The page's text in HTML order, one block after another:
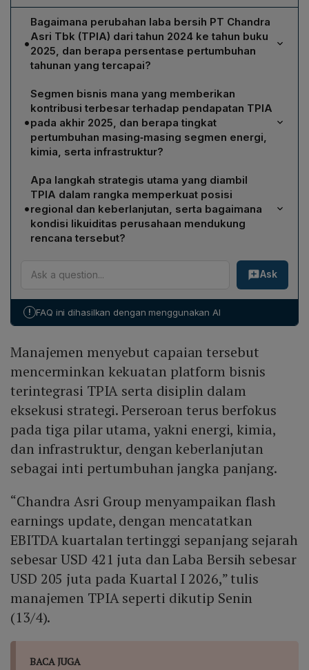
•
Bagaimana perubahan laba bersih PT Chandra
Asri Tbk (TPIA) dari tahun 2024 ke tahun buku
2025, dan berapa persentase pertumbuhan
tahunan yang tercapai?
TPIA beralih dari rugi sebesar Rp 1,1 triliun pada tahun
2024 menjadi laba bersih Rp 18,22 triliun pada tahun
buku 2025. Lonjakan tersebut menghasilkan
pertumbuhan year‑on‑year sekitar 1.756%.
•
Segmen bisnis mana yang memberikan
kontribusi terbesar terhadap pendapatan TPIA
pada akhir 2025, dan berapa tingkat
pertumbuhan masing‑masing segmen energi,
kimia, serta infrastruktur?
Segmen energi menjadi kontributor utama dengan
pendapatan US$ 3,66 miliar, tumbuh 31.984,6% yoy.
Segmen kimia mencatat pertumbuhan 92,1% yoy
menjadi US$ 3,24 miliar, sedangkan segmen
infrastruktur naik 35,4% yoy menjadi US$ 121,2 juta.
•
Apa langkah strategis utama yang diambil
TPIA dalam rangka memperkuat posisi
regional dan keberlanjutan, serta bagaimana
kondisi likuiditas perusahaan mendukung
rencana tersebut?
TPIA mempercepat transformasi melalui integrasi Aster
Chemicals and Energy (ACE) serta akuisisi jaringan ritel
Esso di Singapura, memperluas jejak Asia Tenggara.
dan MTBE sebesar 25% dan menjalankan turnaround
3,8 miliar memberikan ketahanan operasional dan
fleksibilitas strategis untuk mendukung ekspansi dan
Ask
! FAQ ini dihasilkan dengan menggunakan AI
Manajemen menyebut capaian tersebut
mencerminkan kekuatan platform bisnis
terintegrasi TPIA serta disiplin dalam
eksekusi strategi. Perseroan terus berfokus
pada tiga pilar utama, yakni energi, kimia,
dan infrastruktur, dengan keberlanjutan
sebagai inti pertumbuhan jangka panjang.
“Chandra Asri Group menyampaikan flash
earnings update, dengan mencatatkan
EBITDA kuartalan tertinggi sepanjang sejarah
sebesar USD 421 juta dan Laba Bersih sebesar
USD 205 juta pada Kuartal I 2026,” tulis
manajemen TPIA seperti dikutip Senin
(13/4).
BACA JUGA